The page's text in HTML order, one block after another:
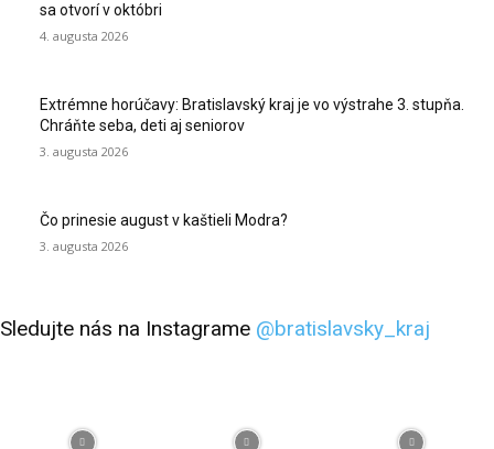
sa otvorí v októbri
4. augusta 2026
Extrémne horúčavy: Bratislavský kraj je vo výstrahe 3. stupňa.
Chráňte seba, deti aj seniorov
3. augusta 2026
Čo prinesie august v kaštieli Modra?
3. augusta 2026
Sledujte nás na Instagrame @bratislavsky_kraj